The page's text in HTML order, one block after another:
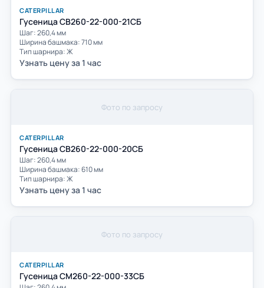
CATERPILLAR
Гусеница СВ260-22-000-21СБ
Шаг: 260,4 мм
Ширина башмака: 710 мм
Тип шарнира: Ж
Узнать цену за 1 час
Фото по запросу
CATERPILLAR
Гусеница СВ260-22-000-20СБ
Шаг: 260,4 мм
Ширина башмака: 610 мм
Тип шарнира: Ж
Узнать цену за 1 час
Фото по запросу
CATERPILLAR
Гусеница СМ260-22-000-33СБ